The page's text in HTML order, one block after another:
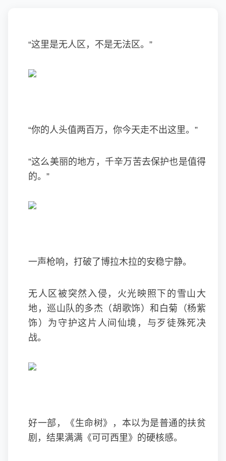
“这里是无人区，不是无法区。”
“你的人头值两百万，你今天走不出这里。”
”这么美丽的地方，千辛万苦去保护也是值得
的。”
一声枪响，打破了博拉木拉的安稳宁静。
无人区被突然入侵，火光映照下的雪山大
地，巡山队的多杰（胡歌饰）和白菊（杨紫
饰）为守护这片人间仙境，与歹徒殊死决
战。
好一部，《生命树》，本以为是普通的扶贫
剧，结果满满《可可西里》的硬核感。